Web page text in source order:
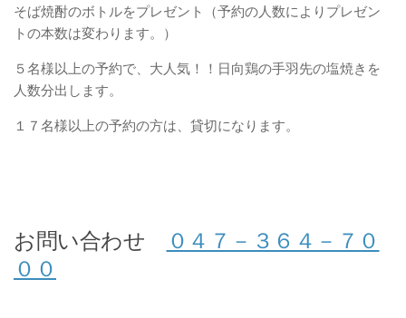
そば焼酎のボトルをプレゼント（予約の人数によりプレゼン
トの本数は変わります。）
５名様以上の予約で、大人気！！日向鶏の手羽先の塩焼きを
人数分出します。
１７名様以上の予約の方は、貸切になります。
お問い合わせ
０４７－３６４－７０
００